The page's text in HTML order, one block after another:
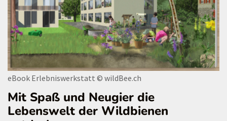
eBook Erlebniswerkstatt © wildBee.ch
Mit Spaß und Neugier die
Lebenswelt der Wildbienen